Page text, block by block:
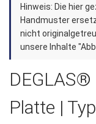
Anfang
der
Bildergalerie
Hinweis: Die hier
Handmuster
nicht
unsere Inhalte
Platte |